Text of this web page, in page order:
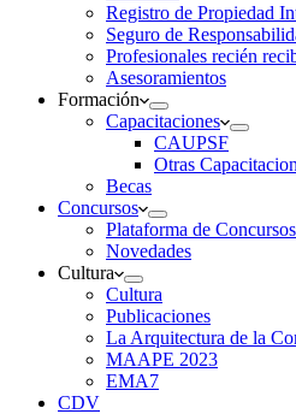
Registro de Propiedad
Seguro de
Profesionales recién
Asesoramientos
Formación
Capacitaciones
CAUPSF
Otras
Becas
Concursos
Plataforma de
Novedades
Cultura
Cultura
Publicaciones
La Arquitectura de la
MAAPE 2023
EMA7
CDV